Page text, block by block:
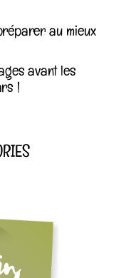
au mieux
avant les
!